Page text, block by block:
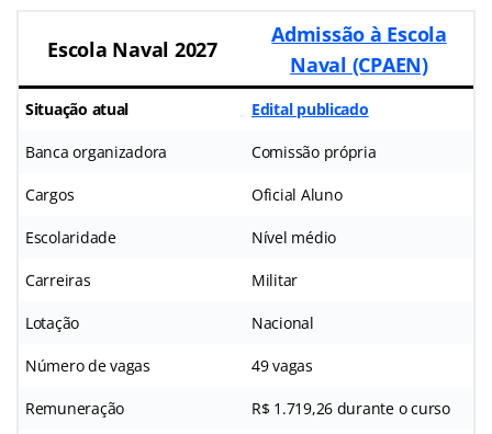
Escola Naval 2027
Admissão à Escola
Naval (CPAEN)
Situação atual Edital publicado
Banca organizadora Comissão própria
Cargos Oficial Aluno
Escolaridade Nível médio
Carreiras Militar
Lotação Nacional
Número de vagas 49 vagas
Remuneração R$ 1.719,26 durante o curso